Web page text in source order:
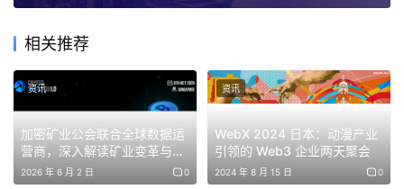
相关推荐
加密矿业公会联合全球数据运
营商，深入解读矿业变革与高
性能计算转型
2026 年 6 月 2 日 0
资讯
WebX 2024 日本：动漫产业
引领的 Web3 企业两天聚会
2024 年 8 月 15 日 0
资讯